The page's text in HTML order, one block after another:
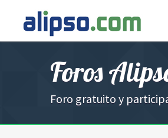
Foros
Foro gratuito y